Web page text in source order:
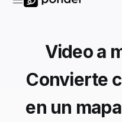
Video a
Convierte
en un